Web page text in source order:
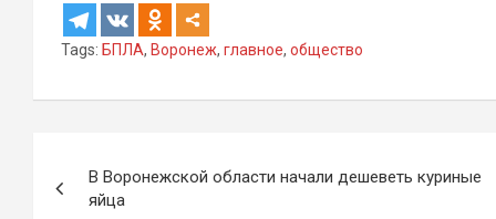
Tags: БПЛА, Воронеж, главное, общество
по
В Воронежской области начали дешеветь куриные
яйца